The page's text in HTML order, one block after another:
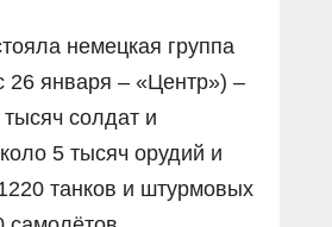
немецкая группа
26 января – «Центр») –
солдат и
5 тысяч орудий и
танков и штурмовых